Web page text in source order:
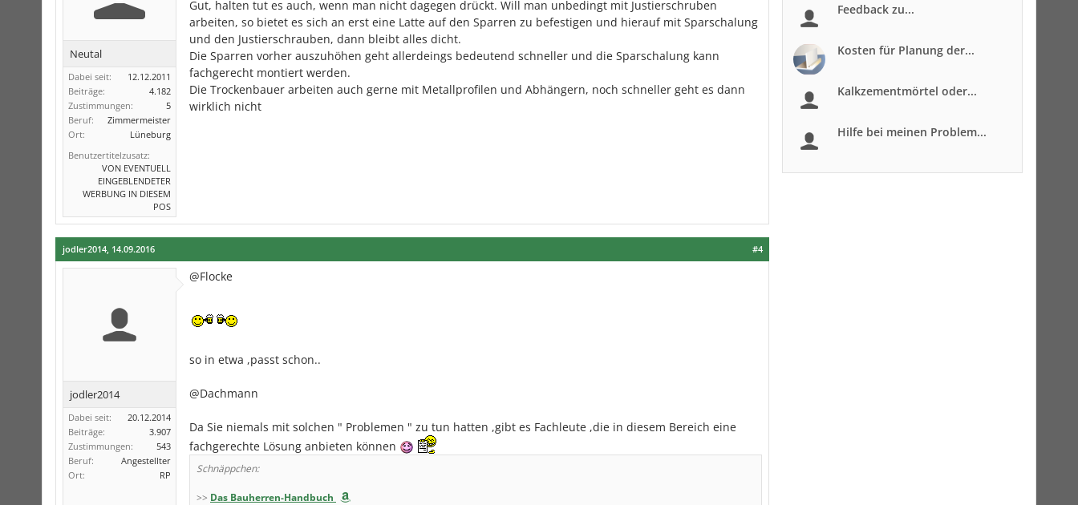
Neutal
Dabei seit:
12.12.2011
Beiträge:
4.182
Zustimmungen:
5
Beruf:
Zimmermeister
Ort:
Lüneburg
Benutzertitelzusatz:
VON EVENTUELL
EINGEBLENDETER
WERBUNG IN DIESEM
POS
Gut, halten tut es auch, wenn man nicht dagegen drückt. Will man unbedingt mit Justierschruben
arbeiten, so bietet es sich an erst eine Latte auf den Sparren zu befestigen und hierauf mit Sparschalung
und den Justierschrauben, dann bleibt alles dicht.
Die Sparren vorher auszuhöhen geht allerdeings bedeutend schneller und die Sparschalung kann
fachgerecht montiert werden.
Die Trockenbauer arbeiten auch gerne mit Metallprofilen und Abhängern, noch schneller geht es dann
wirklich nicht
#4
jodler2014, 14.09.2016
jodler2014
Dabei seit:
20.12.2014
Beiträge:
3.907
Zustimmungen:
543
Beruf:
Angestellter
Ort:
RP
@Flocke
so in etwa ,passt schon..
@Dachmann
Da Sie niemals mit solchen " Problemen " zu tun hatten ,gibt es Fachleute ,die in diesem Bereich eine
fachgerechte Lösung anbieten können
Schnäppchen:
>> Das Bauherren-Handbuch
Feedback zu...
Kosten für Planung der...
Kalkzementmörtel oder...
Hilfe bei meinen Problem...